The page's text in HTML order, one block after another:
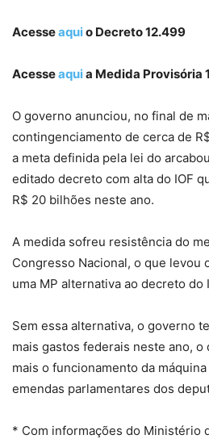
Acesseaquio Decreto 12.499
Acesseaquia Medida Provisória
O governo anunciou, no final de
contingenciamento de cerca de
a meta definida pela lei do
editado decreto com alta do IOF
R$ 20 bilhões neste ano.
A medida sofreu resistência do
Congresso Nacional, o que levou
uma MP alternativa ao decreto do
Sem essa alternativa, o governo
mais gastos federais neste ano, o
mais o funcionamento da
emendas parlamentares dos
* Com informações do Ministério